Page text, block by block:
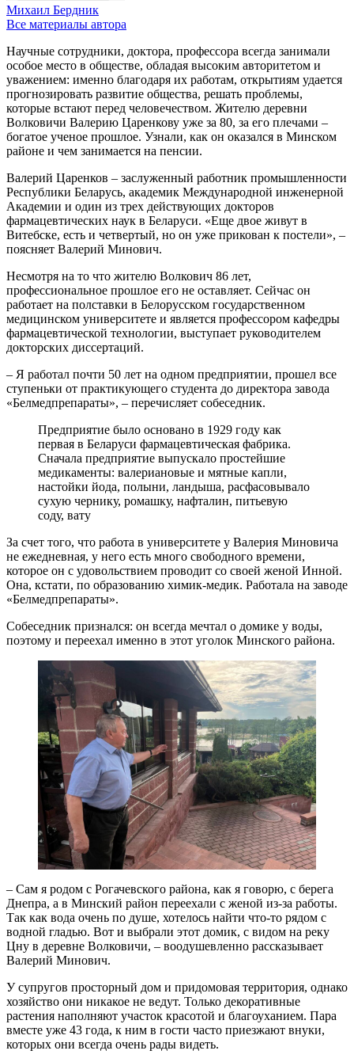
Михаил Бердник
Все материалы автора
Научные сотрудники, доктора, профессора всегда занимали
особое место в обществе, обладая высоким авторитетом и
уважением: именно благодаря их работам, открытиям удается
прогнозировать развитие общества, решать проблемы,
которые встают перед человечеством. Жителю деревни
Волковичи Валерию Царенкову уже за 80, за его плечами –
богатое ученое прошлое. Узнали, как он оказался в Минском
районе и чем занимается на пенсии.
Валерий Царенков – заслуженный работник промышленности
Республики Беларусь, академик Международной инженерной
Академии и один из трех действующих докторов
фармацевтических наук в Беларуси. «Еще двое живут в
Витебске, есть и четвертый, но он уже прикован к постели», –
поясняет Валерий Минович.
Несмотря на то что жителю Волкович 86 лет,
профессиональное прошлое его не оставляет. Сейчас он
работает на полставки в Белорусском государственном
медицинском университете и является профессором кафедры
фармацевтической технологии, выступает руководителем
докторских диссертаций.
– Я работал почти 50 лет на одном предприятии, прошел все
ступеньки от практикующего студента до директора завода
«Белмедпрепараты», – перечисляет собеседник.
Предприятие было основано в 1929 году как
первая в Беларуси фармацевтическая фабрика.
Сначала предприятие выпускало простейшие
медикаменты: валериановые и мятные капли,
настойки йода, полыни, ландыша, расфасовывало
сухую чернику, ромашку, нафталин, питьевую
соду, вату
За счет того, что работа в университете у Валерия Миновича
не ежедневная, у него есть много свободного времени,
которое он с удовольствием проводит со своей женой Инной.
Она, кстати, по образованию химик-медик. Работала на заводе
«Белмедпрепараты».
Собеседник признался: он всегда мечтал о домике у воды,
поэтому и переехал именно в этот уголок Минского района.
– Сам я родом с Рогачевского района, как я говорю, с берега
Днепра, а в Минский район переехали с женой из-за работы.
Так как вода очень по душе, хотелось найти что-то рядом с
водной гладью. Вот и выбрали этот домик, с видом на реку
Цну в деревне Волковичи, – воодушевленно рассказывает
Валерий Минович.
У супругов просторный дом и придомовая территория, однако
хозяйство они никакое не ведут. Только декоративные
растения наполняют участок красотой и благоуханием. Пара
вместе уже 43 года, к ним в гости часто приезжают внуки,
которых они всегда очень рады видеть.